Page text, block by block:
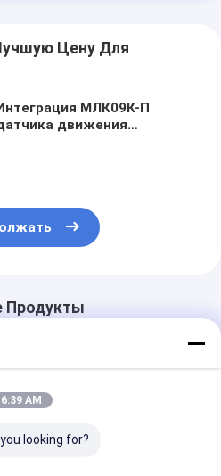
Цену Для
МЛК09К-П
движения
Продукты
6:39 AM
looking for?